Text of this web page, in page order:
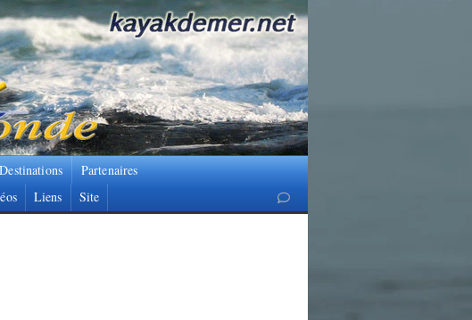
Destinations Partenaires
Liens Site